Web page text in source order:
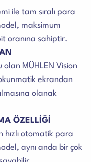
ile tam sıralı para
maksimum
oranına sahiptir.
olan MÜHLEN Vision
ekrandan
olanak
ÖZELLİĞİ
hızlı otomatik para
aynı anda bir çok